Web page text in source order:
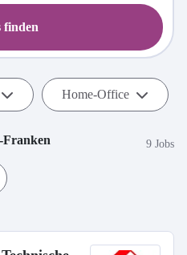
finden
Home-Office
9 Jobs